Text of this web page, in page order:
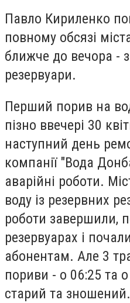
Павло Кириленко
повному обсязі
ближче до вечора -
резервуари.
Перший порив на
пізно ввечері 30
наступний день
компанії "Вода
аварійні роботи.
воду із резервних
роботи завершили,
резервуарах і
абонентам. Але 3
пориви - о 06:25 та
старий та зношений.